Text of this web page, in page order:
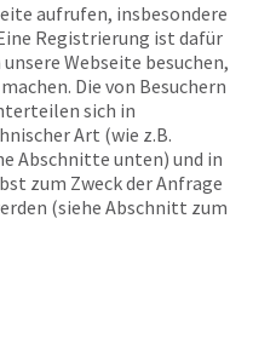
aufrufen, insbesondere
Registrierung ist dafür
Webseite besuchen,
Die von Besuchern
sich in
Art (wie z.B.
Abschnitte unten) und in
zum Zweck der Anfrage
(siehe Abschnitt zum